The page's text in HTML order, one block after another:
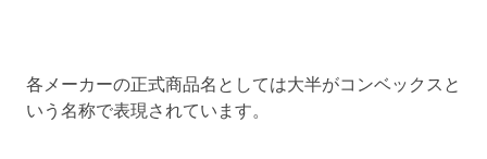
各メーカーの正式商品名としては大半がコンベックスと
いう名称で表現されています。